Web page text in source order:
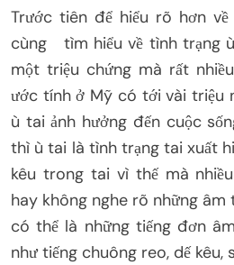
Trước tiên để hiểu rõ hơn về
cùng tìm hiểu về tình trạng
một triệu chứng mà rất
ước tính ở Mỹ có tới vài triệu
ù tai ảnh hưởng đến cuộc
thì ù tai là tình trạng tai xuất
kêu trong tai vì thế mà
hay không nghe rõ những âm
có thể là những tiếng đơn
như tiếng chuông reo, dế kêu,